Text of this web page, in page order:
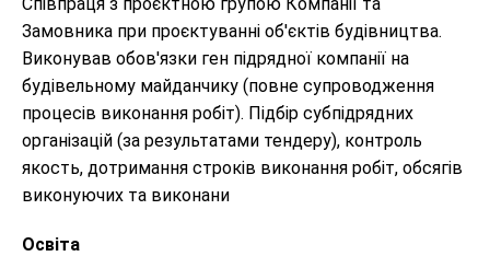
Замовника при проєктуванні об'єктів будівництва.
Виконував обов'язки ген підрядної компанії на
будівельному майданчику (повне супроводження
процесів виконання робіт). Підбір субпідрядних
організацій (за результатами тендеру), контроль
якость, дотримання строків виконання робіт, обсягів
виконуючих та виконани
Освіта